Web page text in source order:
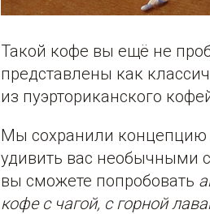
Такой кофе вы ещё не
представлены как
из пуэрториканского
Мы сохранили концепцию
удивить вас необычными
вы сможете попробовать
кофе с чагой, с горной